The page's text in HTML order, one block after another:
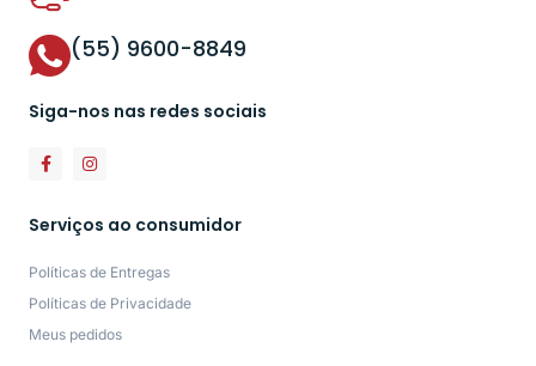
(55) 9600-8849
Siga-nos nas redes sociais
Serviços ao consumidor
Políticas de Entregas
Políticas de Privacidade
Meus pedidos